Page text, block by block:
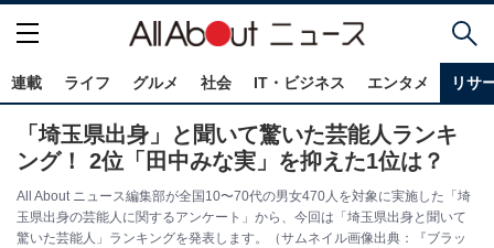
連載 ライフ グルメ 社会 IT・ビジネス エンタメ リサ
「埼玉県出身」と聞いて驚いた芸能人ランキ
ング！ 2位「田中みな実」を抑えた1位は？
All About ニュース編集部が全国10〜70代の男女470人を対象に実施した「埼
玉県出身の芸能人に関するアンケート」から、今回は「埼玉県出身と聞いて
驚いた芸能人」ランキングを発表します。（サムネイル画像出典：『ブラッ